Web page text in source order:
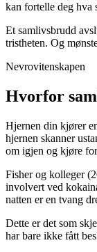
kan fortelle deg hva
Et samlivsbrudd
tristheten. Og
Nevrovitenskapen
Hvorfor
Hjernen din kjører
hjernen skanner
om igjen og kjøre
Fisher og kolleger
involvert ved
natten er en tvang
Dette er det som
har bare ikke fått